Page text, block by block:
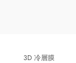
3D 冷層膜